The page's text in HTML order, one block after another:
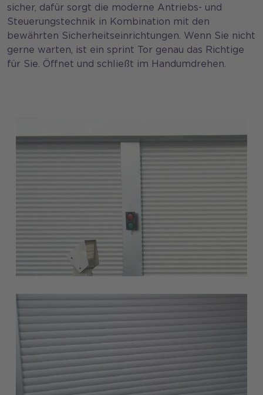
sicher, dafür sorgt die moderne Antriebs- und
Steuerungstechnik in Kombination mit den
bewährten Sicherheitseinrichtungen. Wenn Sie nicht
gerne warten, ist ein sprint Tor genau das Richtige
für Sie. Öffnet und schließt im Handumdrehen.